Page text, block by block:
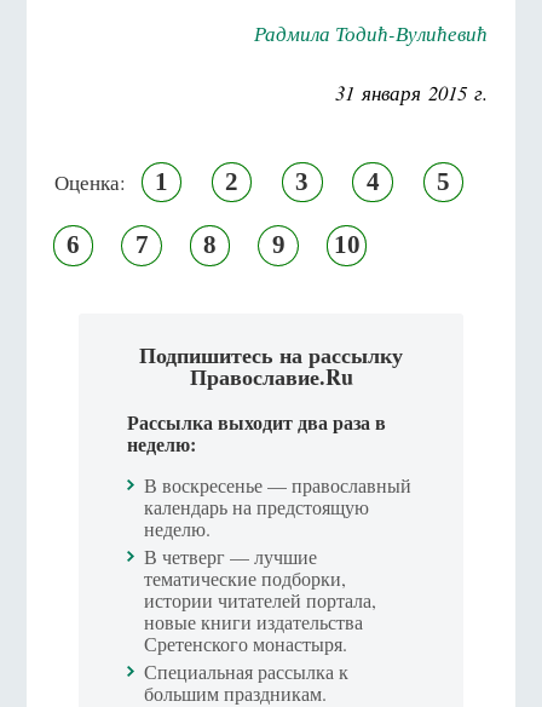
Радмила Тодић-Вулићевић
31 января 2015 г.
Оценка: 1 2 3 4 5
6 7 8 9 10
Подпишитесь на рассылку
Православие.Ru
Рассылка выходит два раза в
неделю:
В воскресенье — православный
календарь на предстоящую
неделю.
В четверг — лучшие
тематические подборки,
истории читателей портала,
новые книги издательства
Сретенского монастыря.
Специальная рассылка к
большим праздникам.